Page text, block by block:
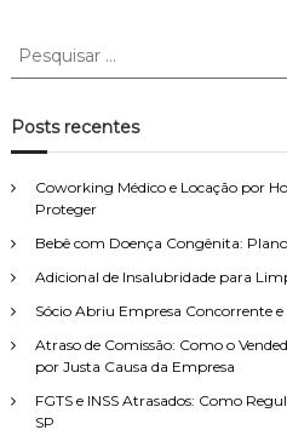
P
q
u
s
r
p
:
Posts recentes
Coworking Médico e Locação por
Proteger
Bebê com Doença Congênita:
Adicional de Insalubridade para
Sócio Abriu Empresa Concorrente
Atraso de Comissão: Como o
por Justa Causa da Empresa
FGTS e INSS Atrasados: Como
SP